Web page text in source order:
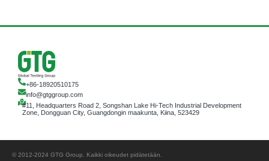
+86-18920510175
info@gtggroup.com
#11, Headquarters Road 2, Songshan Lake Hi-Tech Industrial Development
Zone, Dongguan City, Guangdongin maakunta, Kiina, 523429
© 2012-2024 GTG Group. Kaikki oikeudet pidätetään.